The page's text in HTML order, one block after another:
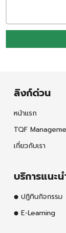
ลิงก์ด่วน
หน้าแรก
TQF
เกี่ยวกับเรา
บริการแนะน
ปฎิทินกิจกรรม
E-Learning